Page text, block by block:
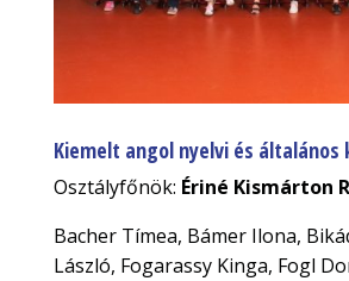
Kiemelt angol nyelvi és általános
Osztályfőnök: Ériné Kismárton
Bacher Tímea, Bámer Ilona,
László, Fogarassy Kinga, Fogl